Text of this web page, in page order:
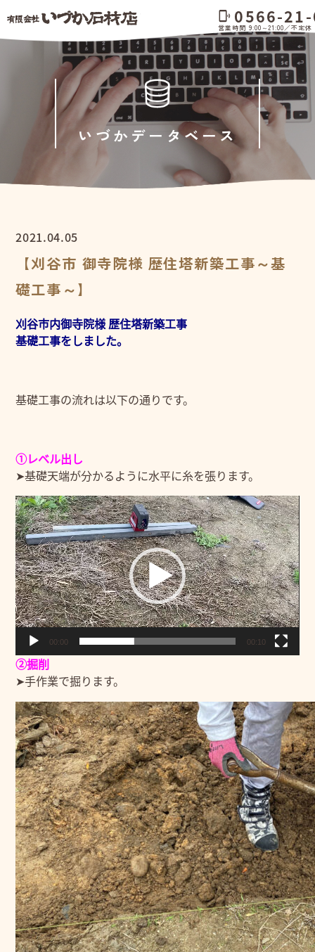
いづかデータベース
2021.04.05
【刈谷市 御寺院様 歴住塔新築工事～基
礎工事～】
刈谷市内御寺院様 歴住塔新築工事
基礎工事をしました。
基礎工事の流れは以下の通りです。
①レベル出し
➤基礎天端が分かるように水平に糸を張ります。
動
画
プ
レ
ー
ヤ
ー
00:00 00:10
②掘削
➤手作業で掘ります。
phonelink_ring 0566-
営業時間 9:00～21:00／不定休